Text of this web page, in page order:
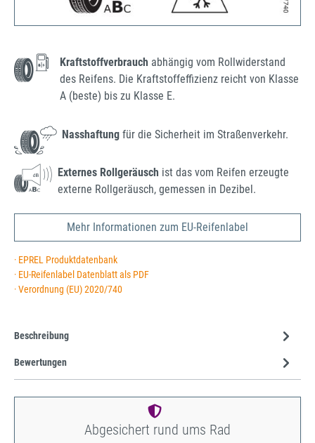
Kraftstoffverbrauch abhängig vom Rollwiderstand
des Reifens. Die Kraftstoffeffizienz reicht von Klasse
A (beste) bis zu Klasse E.
Nasshaftung für die Sicherheit im Straßenverkehr.
Externes Rollgeräusch ist das vom Reifen erzeugte
externe Rollgeräusch, gemessen in Dezibel.
Mehr Informationen zum EU-Reifenlabel
· EPREL Produktdatenbank
· EU-Reifenlabel Datenblatt als PDF
· Verordnung (EU) 2020/740
Beschreibung
Bewertungen
Abgesichert rund ums Rad